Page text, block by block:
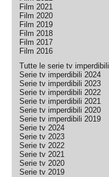
Film 2021
Film 2020
Film 2019
Film 2018
Film 2017
Film 2016
Tutte le serie tv imperdibili
Serie tv imperdibili 2024
Serie tv imperdibili 2023
Serie tv imperdibili 2022
Serie tv imperdibili 2021
Serie tv imperdibili 2020
Serie tv imperdibili 2019
Serie tv 2024
Serie tv 2023
Serie tv 2022
Serie tv 2021
Serie tv 2020
Serie tv 2019